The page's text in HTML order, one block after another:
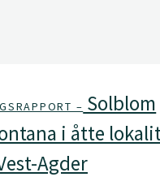
– Solblom
i åtte
Agder